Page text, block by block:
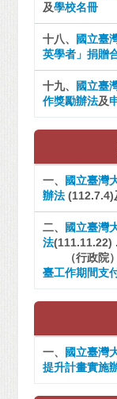
及學校名冊
十八、 國立臺
英學者」捐贈
十九、 國立臺
作獎勵辦法及
一、 國立臺灣
辦法 (112.7.4)
二、 國立臺灣
法
（行政院
臺工作期間支
一、 國立臺灣
提升計畫實施